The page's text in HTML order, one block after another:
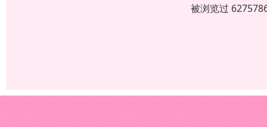
被浏览过